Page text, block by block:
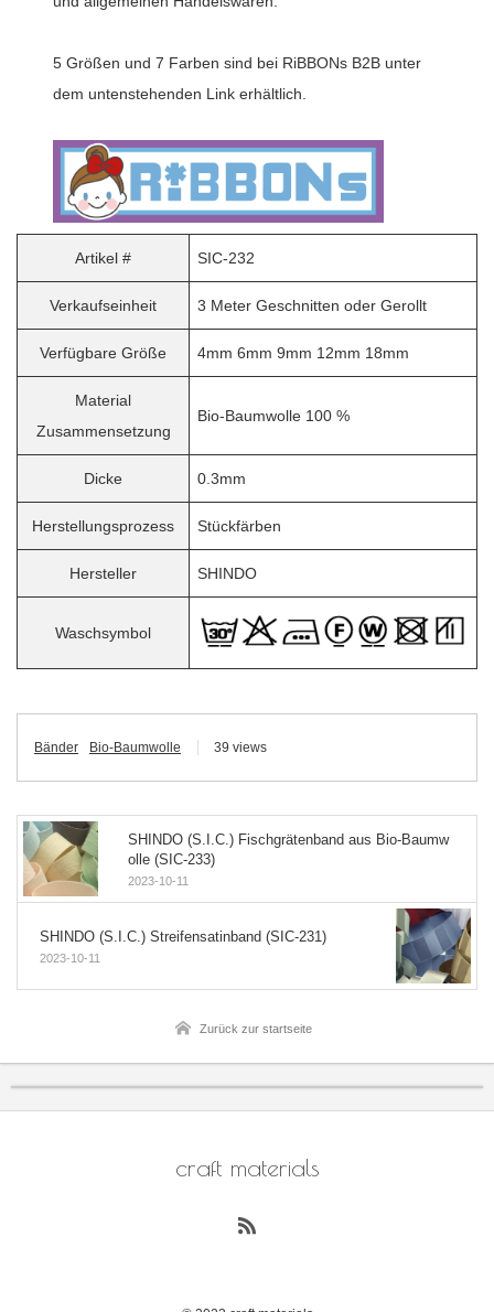
5 Größen und 7 Farben sind bei RiBBONs B2B unter
dem untenstehenden Link erhältlich.
Artikel # SIC-232
Verkaufseinheit 3 Meter Geschnitten oder Gerollt
Verfügbare Größe 4mm 6mm 9mm 12mm 18mm
Material
Zusammensetzung
Bio-Baumwolle 100 %
Dicke 0.3mm
Herstellungsprozess Stückfärben
Hersteller SHINDO
Waschsymbol
Bänder Bio-Baumwolle 39 views
SHINDO (S.I.C.) Fischgrätenband aus Bio-Baumw
olle (SIC-233)
2023-10-11
SHINDO (S.I.C.) Streifensatinband (SIC-231)
2023-10-11
Zurück zur startseite
craft materials